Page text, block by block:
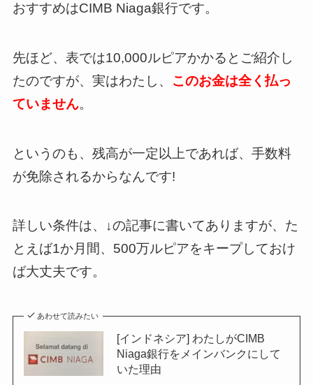
おすすめはCIMB Niaga銀行です。
先ほど、表では10,000ルピアかかるとご紹介し
たのですが、実はわたし、 このお金は全く払っ
ていません。
というのも、残高が一定以上であれば、手数料
が免除されるからなんです!
詳しい条件は、↓の記事に書いてありますが、た
とえば1か月間、500万ルピアをキープしておけ
ば大丈夫です。
あわせて読みたい
[インドネシア] わたしがCIMB
Niaga銀行をメインバンクにして
いた理由